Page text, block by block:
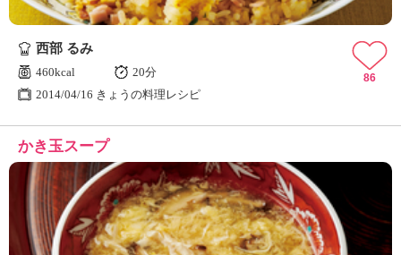
西部 るみ
460kcal
20分
2014/04/16 きょうの料理レシピ
86
かき玉スープ